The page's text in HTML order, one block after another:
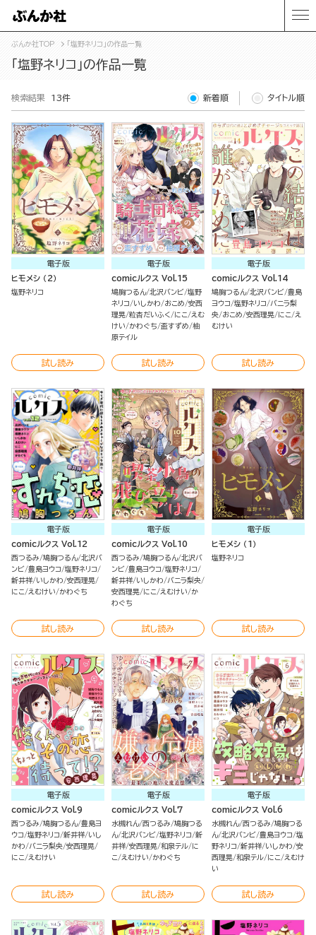
ぶんか社TOP 「塩野ネリコ」の作品一覧
「塩野ネリコ」の作品一覧
検索結果 13件 新着順 タイトル順
電子版
ヒモメシ （2）
塩野ネリコ
試し読み
電子版
comicルクス Vol.15
鳩胸つるん 北沢バンビ 塩野
ネリコ
いしかわ おこめ 安西
理晃 粒杏だいふく にこ
えむ
けい
かわぐち 盃すずめ 柚
原テイル
試し読み
電子版
comicルクス Vol.14
鳩胸つるん 北沢バンビ 豊島
ヨウコ 塩野ネリコ
バニラ梨
央 おこめ 安西理晃 にこ
え
むけい
試し読み
電子版
comicルクス Vol.12
西つるみ 鳩胸つるん 北沢バ
ンビ 豊島ヨウコ 塩野ネリコ
新井祥 いしかわ 安西理晃
にこ
えむけい かわぐち
試し読み
電子版
comicルクス Vol.10
西つるみ 鳩胸つるん 北沢バ
ンビ 豊島ヨウコ 塩野ネリコ
新井祥 いしかわ
バニラ梨央
安西理晃 にこ えむけい
か
わぐち
試し読み
電子版
ヒモメシ （1）
塩野ネリコ
試し読み
電子版
comicルクス Vol.9
西つるみ 鳩胸つるん 豊島ヨ
ウコ 塩野ネリコ 新井祥 いし
かわ
バニラ梨央 安西理晃
にこ
えむけい
試し読み
電子版
comicルクス Vol.7
水槻れん 西つるみ 鳩胸つる
ん 北沢バンビ 塩野ネリコ 新
井祥 安西理晃 和泉テル に
こ
えむけい かわぐち
試し読み
電子版
comicルクス Vol.6
水槻れん 西つるみ 鳩胸つる
ん 北沢バンビ 豊島ヨウコ 塩
野ネリコ 新井祥 いしかわ 安
西理晃 和泉テル にこ
えむけ
い
試し読み